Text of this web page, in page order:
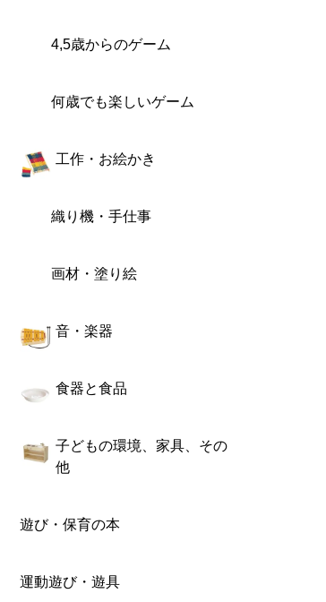
4,5歳からのゲーム
何歳でも楽しいゲーム
工作・お絵かき
織り機・手仕事
画材・塗り絵
音・楽器
食器と食品
子どもの環境、家具、その
他
遊び・保育の本
運動遊び・遊具